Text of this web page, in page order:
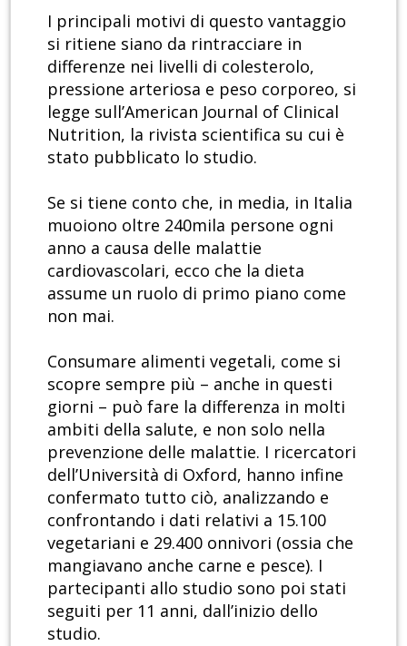
I principali motivi di questo vantaggio
si ritiene siano da rintracciare in
differenze nei livelli di colesterolo,
pressione arteriosa e peso corporeo, si
legge sull’American Journal of Clinical
Nutrition, la rivista scientifica su cui è
stato pubblicato lo studio.
Se si tiene conto che, in media, in Italia
muoiono oltre 240mila persone ogni
anno a causa delle malattie
cardiovascolari, ecco che la dieta
assume un ruolo di primo piano come
non mai.
Consumare alimenti vegetali, come si
scopre sempre più – anche in questi
giorni – può fare la differenza in molti
ambiti della salute, e non solo nella
prevenzione delle malattie. I ricercatori
dell’Università di Oxford, hanno infine
confermato tutto ciò, analizzando e
confrontando i dati relativi a 15.100
vegetariani e 29.400 onnivori (ossia che
mangiavano anche carne e pesce). I
partecipanti allo studio sono poi stati
seguiti per 11 anni, dall’inizio dello
studio.